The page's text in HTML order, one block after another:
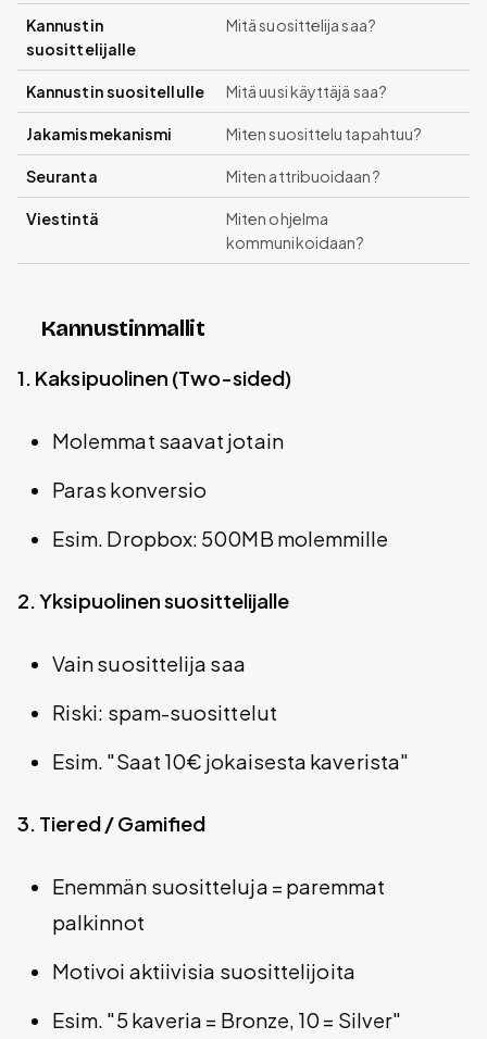
Kannustin
suosittelijalle
Mitä suosittelija saa?
Kannustin suositellulle Mitä uusi käyttäjä saa?
Jakamismekanismi Miten suosittelu tapahtuu?
Seuranta Miten attribuoidaan?
Viestintä
Miten ohjelma
kommunikoidaan?
Kannustinmallit
1. Kaksipuolinen (Two-sided)
Molemmat saavat jotain
Paras konversio
Esim. Dropbox: 500MB molemmille
2. Yksipuolinen suosittelijalle
Vain suosittelija saa
Riski: spam-suosittelut
Esim. "Saat 10€ jokaisesta kaverista"
3. Tiered / Gamified
Enemmän suositteluja = paremmat
palkinnot
Motivoi aktiivisia suosittelijoita
Esim. "5 kaveria = Bronze, 10 = Silver"